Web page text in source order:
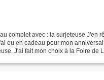
complet avec : la surjeteuse J'en
eu en cadeau pour mon
J'ai fait mon choix à la Foire de